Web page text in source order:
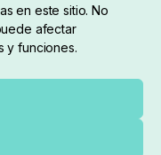
en este sitio. No
afectar
y funciones.